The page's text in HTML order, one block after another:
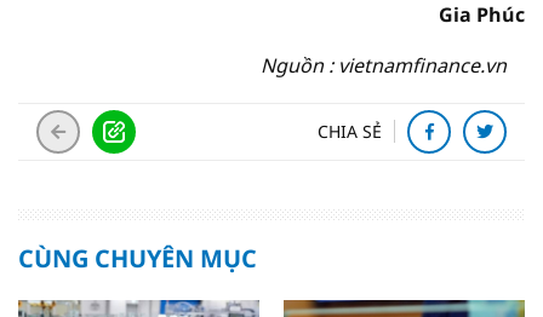
Gia Phúc
Nguồn : vietnamfinance.vn
CHIA SẺ
CÙNG CHUYÊN MỤC